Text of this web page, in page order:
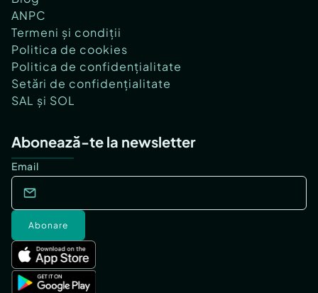
ANPC
Termeni și condiții
Politica de cookies
Politica de confidențialitate
Setări de confidențialitate
SAL și SOL
Abonează-te la newsletter
Email
Abonare